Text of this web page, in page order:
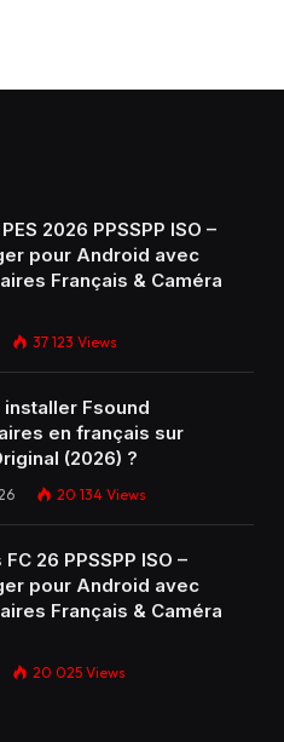
2026 PPSSPP ISO –
pour Android avec
Français & Caméra
37 123 Views
installer Fsound
en français sur
(2026) ?
20 134 Views
26 PPSSPP ISO –
pour Android avec
Français & Caméra
20 025 Views